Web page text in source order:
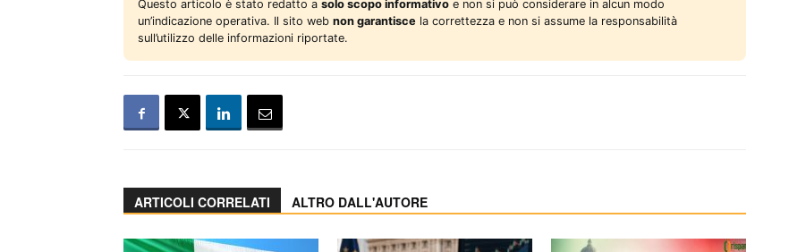
Questo articolo è stato redatto a solo scopo informativo e non si può considerare in alcun modo
un’indicazione operativa. Il sito web non garantisce la correttezza e non si assume la responsabilità
sull’utilizzo delle informazioni riportate.
ARTICOLI CORRELATI ALTRO DALL'AUTORE